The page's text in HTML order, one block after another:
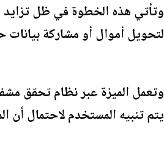
وتأتي هذه الخطوة في ظل تزايد
لتحويل أموال أو مشاركة
وتعمل الميزة عبر نظام تحقق
يتم تنبيه المستخدم لاحتمال أن